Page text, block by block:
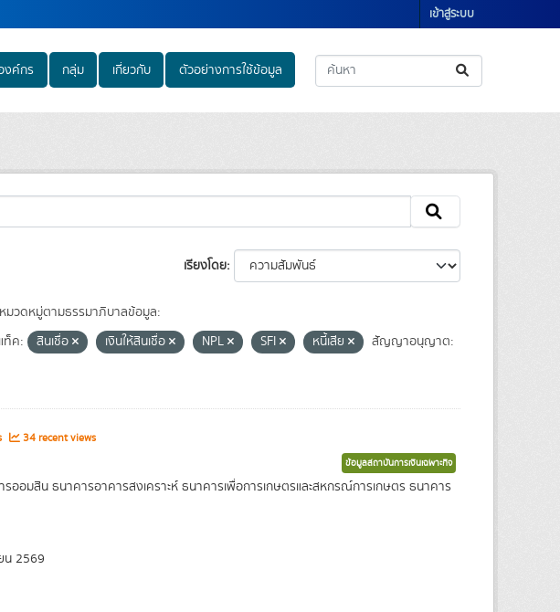
เข้าสู่ระบบ
งค์กร กลุ่ม เกี่ยวกับ ตัวอย่างการใช้ข้อมูล
เรียงโดย
หมวดหมู่ตามธรรมาภิบาลข้อมูล:
แท็ค: สินเชื่อ เงินให้สินเชื่อ NPL SFI หนี้เสีย
สัญญาอนุญาต:
34 recent views
ข้อมูลสถาบันการเงินเฉพาะกิจ
ออมสิน ธนาคารอาคารสงเคราะห์ ธนาคารเพื่อการเกษตรและสหกรณ์การเกษตร ธนาคาร
2569